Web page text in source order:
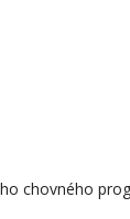
chovného